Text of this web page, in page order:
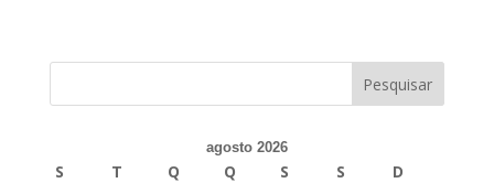
agosto 2026
S T Q Q S S
D